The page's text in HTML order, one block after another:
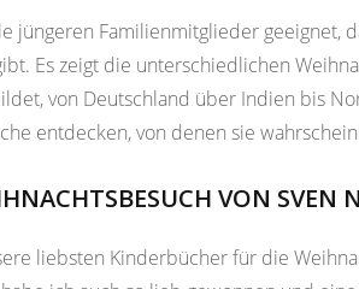
jüngeren Familienmitglieder geeignet,
Es zeigt die unterschiedlichen
von Deutschland über Indien bis
entdecken, von denen sie
VON SVEN